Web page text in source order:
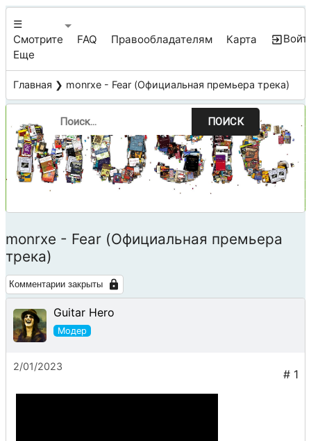
☰
Смотрите
Еще
FAQ Правообладателям Карта
Главная ❯ monrxe - Fear (Официальная премьера трека)
ПОИСК
monrxe - Fear (Официальная премьера
трека)
Комментарии закрыты
Guitar Hero
2/01/2023